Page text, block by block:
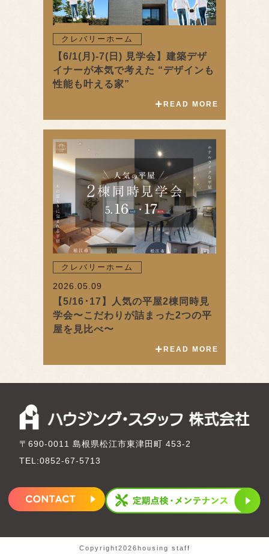
クレバリーホーム
【6/1(月)-7(日) 見学会】建築デザ
イナーが本気で考えた “デザインも
性能も叶える家”
READ MORE
クレバリーホーム
2026.05.09
【5/16･17】人気の平屋2棟同時見
学会〜こだわりが詰まった2つの平
屋を見比べ〜
READ MORE
〒690-0011 島根県松江市東津田町 453-2
TEL:0852-67-5713
Copyright2026housing staff